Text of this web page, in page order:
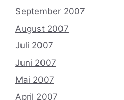
September 2007
August 2007
Juli 2007
Juni 2007
Mai 2007
April 2007